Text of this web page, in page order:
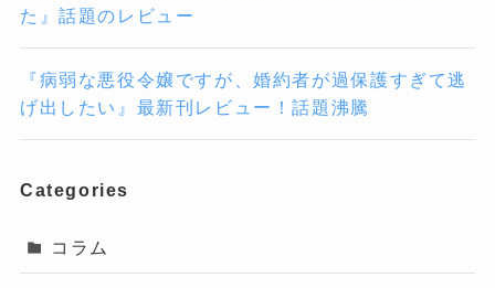
た』話題のレビュー
『病弱な悪役令嬢ですが、婚約者が過保護すぎて逃
げ出したい』最新刊レビュー！話題沸騰
Categories
コラム